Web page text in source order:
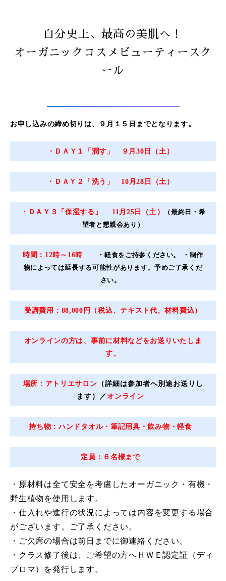
自分史上、最高の美肌へ！
オーガニックコスメビューティースク
ール
お申し込みの締め切りは、９月１５日までとなります。
・ＤＡＹ１「潤す」 ９月30日（土）
・ＤＡＹ２「洗う」 10月28日（土）
・ＤＡＹ３「保湿する」 11月25日（土）
（最終日・希
望者と懇親会あり）
時間： 12時～16時 ・軽食をご持参ください。
・制作
物によっては延長する可能性があります。予めご了承くだ
さい。
受講費用：88,000円（税込、テキスト代、材料費込）
オンラインの方は、事前に材料などをお送りいたしま
す。
場所：アトリエサロン （詳細は参加者へ別途お送りし
ます）／オンライン
持ち物：ハンドタオル・筆記用具・飲み物・軽食
定員：６名様まで
・原材料は全て安全を考慮したオーガニック・有機・
野生植物を使用します。
・仕入れや進行の状況によっては内容を変更する場合
がございます。ご了承ください。
・ご欠席の場合は前日までに御連絡ください。
・クラス修了後は、ご希望の方へＨＷＥ認定証（ディ
プロマ）を発行します。